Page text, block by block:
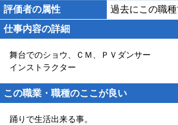
評価者の属性
過去にこの職
仕事内容の詳細
舞台でのショウ、ＣＭ、ＰＶダンサー
インストラクター
この職業・職種のここが良い
踊りで生活出来る事。